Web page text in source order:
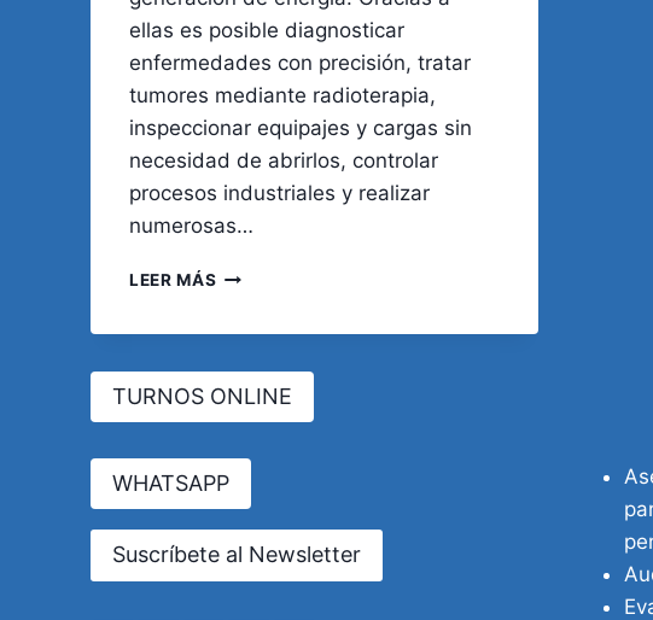
ellas es posible diagnosticar
enfermedades con precisión, tratar
tumores mediante radioterapia,
inspeccionar equipajes y cargas sin
necesidad de abrirlos, controlar
procesos industriales y realizar
numerosas…
LEER MÁS RADIACIONES
DE
LA
TIROIDES:
ENFERMEDAD
PROFESIONAL
NO
RECONOCIDA
EN
TURNOS ONLINE
WHATSAPP
Suscríbete al Newsletter